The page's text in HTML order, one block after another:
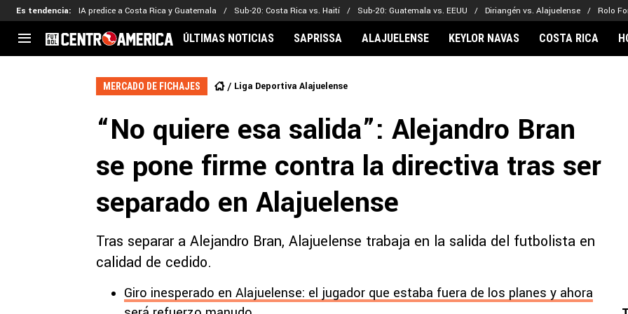
Es tendencia: IA predice a Costa Rica y Guatemala Sub-20: Costa Rica vs. Haití Sub-20: Guatemala vs. EEUU Diriangén vs. Alajuelense Rolo
CENTROAMÉRICA
El Salvador
CONCACAF
Liga de Naciones
Eliminatorias
Copa de Campeones
MLS
LEGIONARIOS
Kervin Arriaga
Nathaniel Méndez-Laing
Alajuelense
Comunicaciones
Real Estelí
Noticias
Real Madrid
ÚLTIMAS NOTICIAS SAPRISSA ALAJUELENSE KEYLOR NAVAS COSTA RICA
MERCADO DE FICHAJES Liga Deportiva Alajuelense
“No quiere esa salida”: Alejandro Bran
se pone firme contra la directiva tras ser
separado en Alajuelense
Tras separar a Alejandro Bran, Alajuelense trabaja en la salida del futbolista en
calidad de cedido.
Giro inesperado en Alajuelense: el jugador que estaba fuera de los planes y ahora